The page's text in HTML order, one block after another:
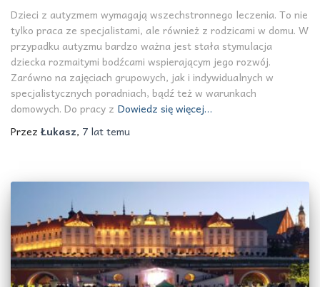
Dzieci z autyzmem wymagają wszechstronnego leczenia. To nie
tylko praca ze specjalistami, ale również z rodzicami w domu. W
przypadku autyzmu bardzo ważna jest stała stymulacja
dziecka rozmaitymi bodźcami wspierającym jego rozwój.
Zarówno na zajęciach grupowych, jak i indywidualnych w
specjalistycznych poradniach, bądź też w warunkach
domowych. Do pracy z Dowiedz się więcej…
Przez Łukasz, 7 lattemu